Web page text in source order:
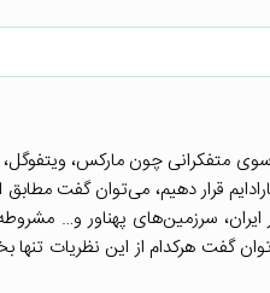
متفکرانی چون مارکس،
قرار دهیم، می‌توان گفت مطابق
سرزمین‌های پهناور و…
گفت هرکدام از این نظریات